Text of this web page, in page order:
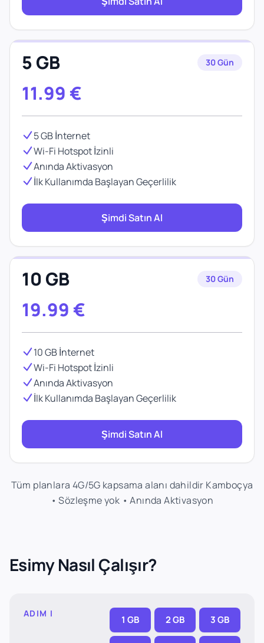
5 GB 30 Gün
11.99 €
5 GB İnternet
Wi-Fi Hotspot İzinli
Anında Aktivasyon
İlk Kullanımda Başlayan Geçerlilik
Şimdi Satın Al
10 GB 30 Gün
19.99 €
10 GB İnternet
Wi-Fi Hotspot İzinli
Anında Aktivasyon
İlk Kullanımda Başlayan Geçerlilik
Şimdi Satın Al
Tüm planlara 4G/5G kapsama alanı dahildir Kamboçya
• Sözleşme yok • Anında Aktivasyon
Esimy Nasıl Çalışır?
ADIM I
1 GB 2 GB 3 GB